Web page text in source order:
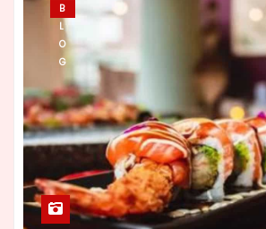
B
L
O
G